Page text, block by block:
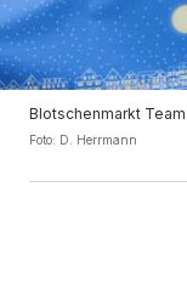
Blotschenmarkt Team
Foto: D. Herrmann